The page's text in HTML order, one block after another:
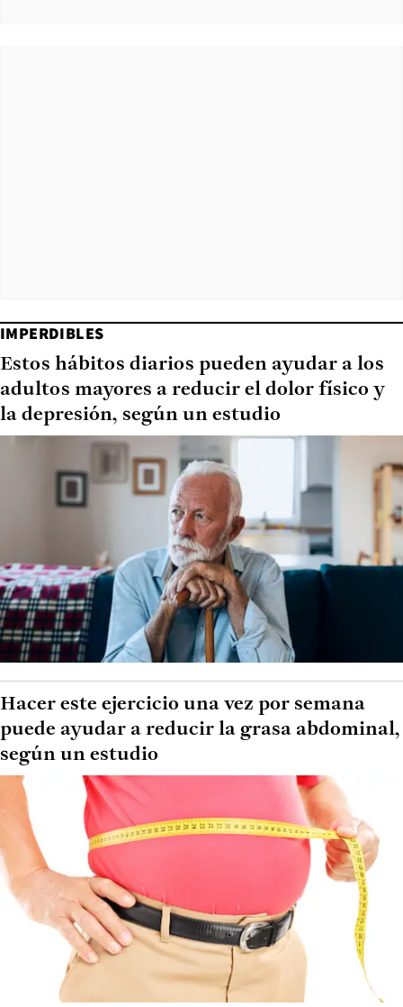
IMPERDIBLES
Estos hábitos diarios pueden ayudar a los
adultos mayores a reducir el dolor físico y
la depresión, según un estudio
Hacer este ejercicio una vez por semana
puede ayudar a reducir la grasa abdominal,
según un estudio